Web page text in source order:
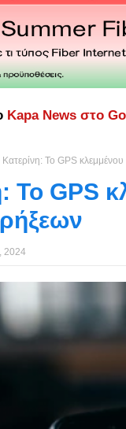
Kapa News στο
Κατερίνη: Το GPS
Το GPS
2024